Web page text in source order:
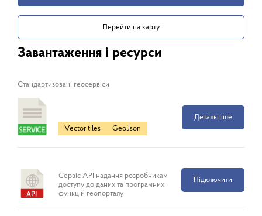
Завантаження і ресурси
Cтандартизовані геосервіси
Vector tiles GeoJson
Детальніше
Сервіс API надання розробникам
доступу до даних та програмних
функцій геопорталу
Підключити
Перейти на карту